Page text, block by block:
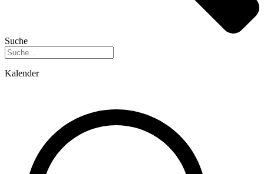
Suche
Kalender